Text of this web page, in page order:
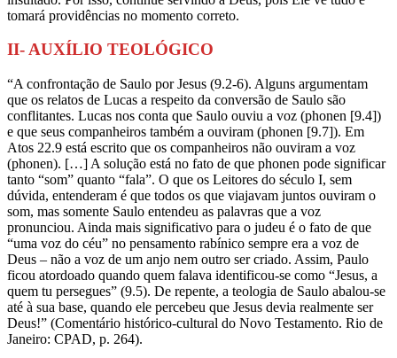
tomará providências no momento correto.
II- AUXÍLIO TEOLÓGICO
“A confrontação de Saulo por Jesus (9.2-6). Alguns argumentam
que os relatos de Lucas a respeito da conversão de Saulo são
conflitantes. Lucas nos conta que Saulo ouviu a voz (phonen [9.4])
e que seus companheiros também a ouviram (phonen [9.7]). Em
Atos 22.9 está escrito que os companheiros não ouviram a voz
(phonen). […] A solução está no fato de que phonen pode significar
tanto “som” quanto “fala”. O que os Leitores do século I, sem
dúvida, entenderam é que todos os que viajavam juntos ouviram o
som, mas somente Saulo entendeu as palavras que a voz
pronunciou. Ainda mais significativo para o judeu é o fato de que
“uma voz do céu” no pensamento rabínico sempre era a voz de
Deus – não a voz de um anjo nem outro ser criado. Assim, Paulo
ficou atordoado quando quem falava identificou-se como “Jesus, a
quem tu persegues” (9.5). De repente, a teologia de Saulo abalou-se
até à sua base, quando ele percebeu que Jesus devia realmente ser
Deus!” (Comentário histórico-cultural do Novo Testamento. Rio de
Janeiro: CPAD, p. 264).